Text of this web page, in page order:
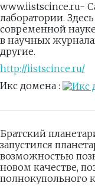
www.iistscince.ru-
лаборатории.
современной
в научных
другие.
http://iistscince.ru/
Икс домена :
Братский
запустился
возможностью
новом качестве,
полнокупольного